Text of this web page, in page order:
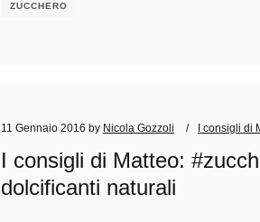
ZUCCHERO
11 Gennaio 2016 by Nicola Gozzoli I consigli di
I consigli di Matteo:
dolcificanti naturali